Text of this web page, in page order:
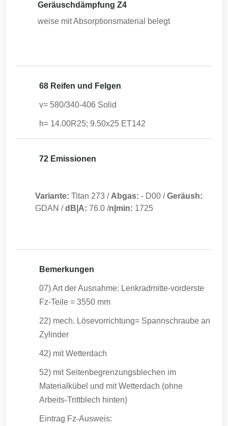
Geräuschdämpfung Z4
weise mit Absorptionsmaterial belegt
68 Reifen und Felgen
v= 580/340-406 Solid
h= 14.00R25; 9.50x25 ET142
72 Emissionen
Variante: Titan 273 / Abgas: - D00 /Geräush:
GDAN /dB|A: 76.0 /n|min: 1725
Bemerkungen
07) Art der Ausnahme: Lenkradmitte-vorderste
Fz-Teile = 3550 mm
22) mech. Lösevorrichtung= Spannschraube an
Zylinder
42) mit Wetterdach
52) mit Seitenbegrenzungsblechen im
Materialkübel und mit Wetterdach (ohne
Arbeits-Trittblech hinten)
Eintrag Fz-Ausweis: